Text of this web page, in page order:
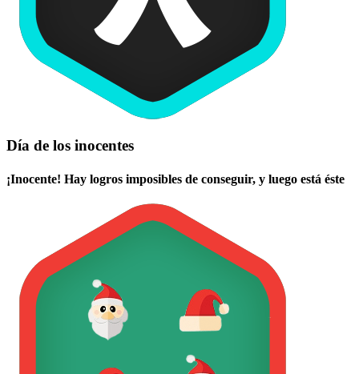
Día de los inocentes
¡Inocente! Hay logros imposibles de conseguir, y luego está éste